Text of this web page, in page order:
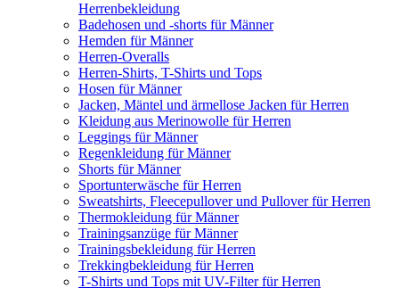
Herrenbekleidung
Badehosen und -shorts für Männer
Hemden für Männer
Herren-Overalls
Herren-Shirts, T-Shirts und Tops
Hosen für Männer
Jacken, Mäntel und ärmellose Jacken für Herren
Kleidung aus Merinowolle für Herren
Leggings für Männer
Regenkleidung für Männer
Shorts für Männer
Sportunterwäsche für Herren
Sweatshirts, Fleecepullover und Pullover für Herren
Thermokleidung für Männer
Trainingsanzüge für Männer
Trainingsbekleidung für Herren
Trekkingbekleidung für Herren
T-Shirts und Tops mit UV-Filter für Herren